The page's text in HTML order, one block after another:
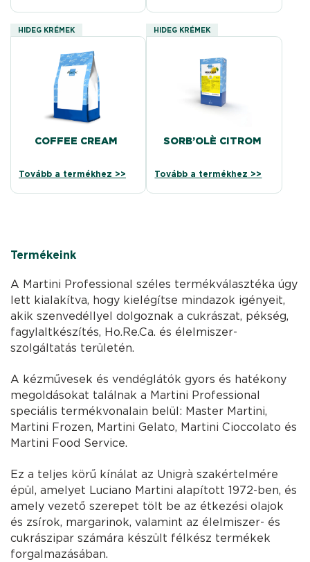
HIDEG KRÉMEK
COFFEE CREAM
Tovább a termékhez >>
HIDEG KRÉMEK
SORB’OLÈ CITROM
Tovább a termékhez >>
Termékeink
A Martini Professional széles termékválasztéka úgy
lett kialakítva, hogy kielégítse mindazok igényeit,
akik szenvedéllyel dolgoznak a cukrászat, pékség,
fagylaltkészítés, Ho.Re.Ca. és élelmiszer-
szolgáltatás területén.
A kézművesek és vendéglátók gyors és hatékony
megoldásokat találnak a Martini Professional
speciális termékvonalain belül: Master Martini,
Martini Frozen, Martini Gelato, Martini Cioccolato és
Martini Food Service.
Ez a teljes körű kínálat az Unigrà szakértelmére
épül, amelyet Luciano Martini alapított 1972-ben, és
amely vezető szerepet tölt be az étkezési olajok
és zsírok, margarinok, valamint az élelmiszer- és
cukrászipar számára készült félkész termékek
forgalmazásában.